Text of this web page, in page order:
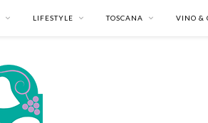
LIFESTYLE TOSCANA VINO &